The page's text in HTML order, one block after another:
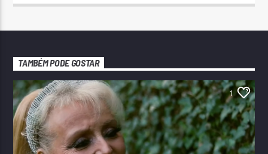
TAMBÉM PODE GOSTAR
1